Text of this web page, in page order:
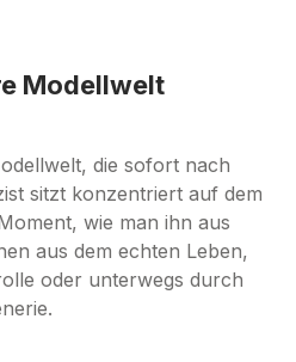
Modellwelt
die sofort nach
sitzt konzentriert auf dem
wie man ihn aus
aus dem echten Leben,
oder unterwegs durch